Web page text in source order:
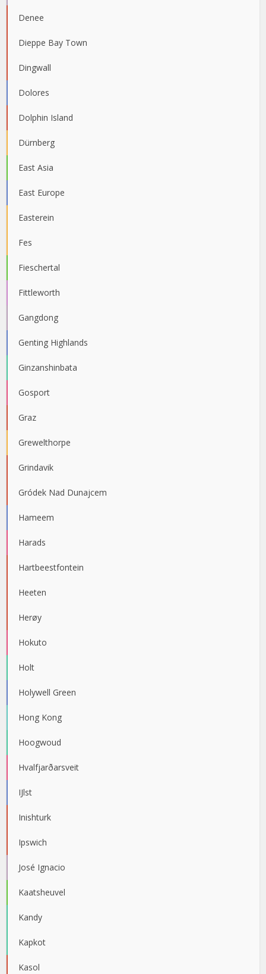
Denee
Dieppe Bay Town
Dingwall
Dolores
Dolphin Island
Dürnberg
East Asia
East Europe
Easterein
Fes
Fieschertal
Fittleworth
Gangdong
Genting Highlands
Ginzanshinbata
Gosport
Graz
Grewelthorpe
Grindavik
Gródek Nad Dunajcem
Hameem
Harads
Hartbeestfontein
Heeten
Herøy
Hokuto
Holt
Holywell Green
Hong Kong
Hoogwoud
Hvalfjarðarsveit
IJlst
Inishturk
Ipswich
José Ignacio
Kaatsheuvel
Kandy
Kapkot
Kasol